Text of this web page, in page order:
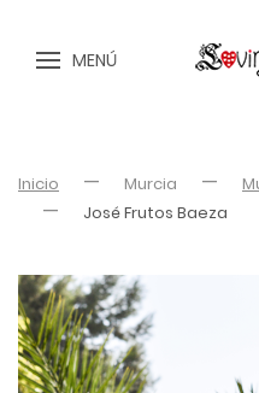
MENÚ
Inicio Murcia
José Frutos Baeza